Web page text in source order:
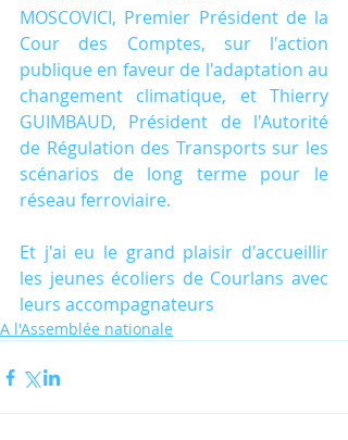
MOSCOVICI, Premier Président de la
Cour des Comptes, sur l'action
publique en faveur de l'adaptation au
changement climatique, et Thierry
GUIMBAUD, Président de l'Autorité
de Régulation des Transports sur les
scénarios de long terme pour le
réseau ferroviaire.
Et j'ai eu le grand plaisir d'accueillir
les jeunes écoliers de Courlans avec
leurs accompagnateurs
A l'Assemblée nationale